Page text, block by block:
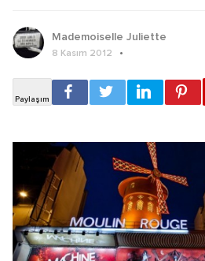
Mademoiselle Juliette
8 Kasım 2012